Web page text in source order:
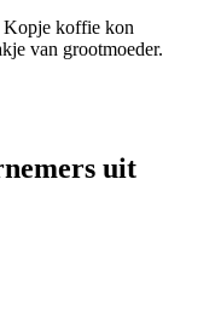
Kopje koffie kon
van grootmoeder.
uit